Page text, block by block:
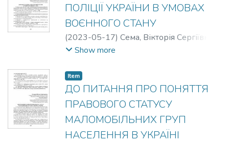
ПОЛІЦІЇ УКРАЇНИ В УМОВАХ
ВОЄННОГО СТАНУ
(2023-05-17) Сема, Вікторія Сергіївна
Мозоль, Наталія Іванівна
Show more
Item
ДО ПИТАННЯ ПРО ПОНЯТТЯ
ПРАВОВОГО СТАТУСУ
МАЛОМОБІЛЬНИХ ГРУП
НАСЕЛЕННЯ В УКРАЇНІ